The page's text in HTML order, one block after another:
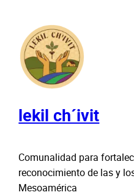
contenido
lekil ch´ivit
Comunalidad para
reconocimiento de las y
Mesoamérica